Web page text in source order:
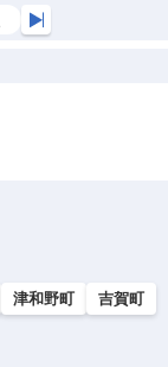
津和野町 吉賀町